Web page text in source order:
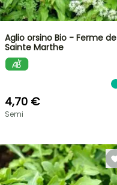
Aglio orsino Bio - Ferme de
Sainte Marthe
4,70 €
Semi